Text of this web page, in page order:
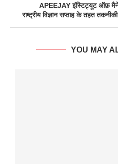
APEEJAY इंस्टिट्यूट ऑफ़
राष्ट्रीय विज्ञान सप्ताह के तहत
YOU MAY